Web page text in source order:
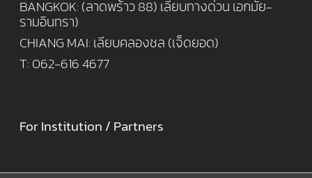
BANGKOK: (ลาดพร้าว 88) เลียบทางด่วน เอกมัย-
รามอินทรา)
CHIANG MAI: เลียบคลองชล (เจ็ดยอด)
T: 062-616 4677
For Institution / Partners